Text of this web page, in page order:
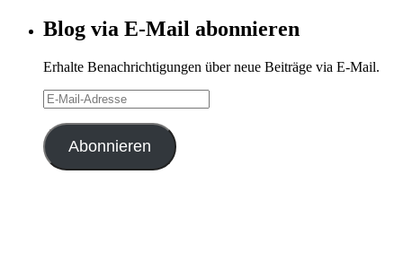
Blog via E-Mail abonnieren
Erhalte Benachrichtigungen über neue Beiträge via E-Mail.
E-
Mail-
Adresse
Abonnieren